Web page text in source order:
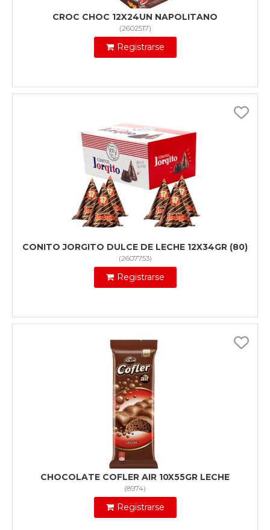
CROC CHOC 12X24UN NAPOLITANO
(2602517)
Registrarse
CONITO JORGITO DULCE DE LECHE 12X34GR (80)
(2607753)
Registrarse
CHOCOLATE COFLER AIR 10X55GR LECHE
(8974)
Registrarse